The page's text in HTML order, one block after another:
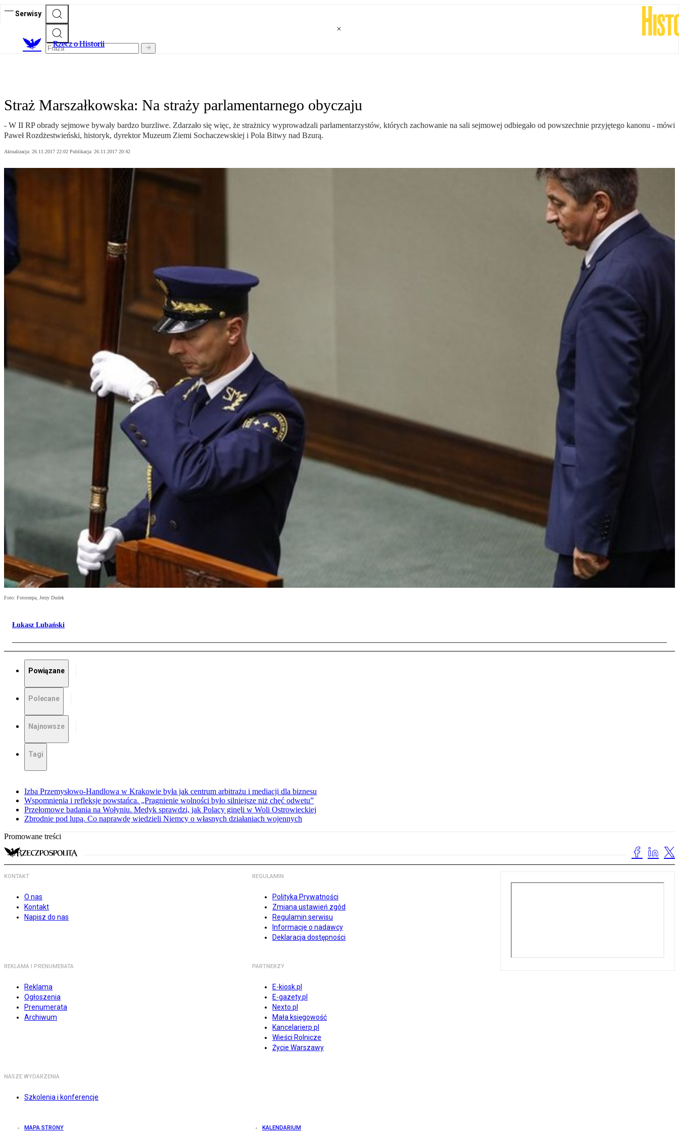
Serwisy
Rzecz o Historii
Straż Marszałkowska: Na straży parlamentarnego obyczaju
- W II RP obrady sejmowe bywały bardzo burzliwe. Zdarzało się więc, że strażnicy wyprowadzali parlamentarzystów, których zachowanie na sali sejmowej odbiegało od powszechnie przyjętego kanonu - mówi
Paweł Rozdżestwieński, historyk, dyrektor Muzeum Ziemi Sochaczewskiej i Pola Bitwy nad Bzurą.
Aktualizacja: 26.11.2017 22:02 Publikacja: 26.11.2017 20:42
Foto: Fotorzepa, Jerzy Dudek
Łukasz Lubański
Powiązane
Polecane
Najnowsze
Tagi
Izba Przemysłowo-Handlowa w Krakowie była jak centrum arbitrażu i mediacji dla biznesu
Wspomnienia i refleksje powstańca. „Pragnienie wolności było silniejsze niż chęć odwetu”
Przełomowe badania na Wołyniu. Medyk sprawdzi, jak Polacy ginęli w Woli Ostrowieckiej
Zbrodnie pod lupą. Co naprawdę wiedzieli Niemcy o własnych działaniach wojennych
Promowane treści
KONTAKT
O nas
Kontakt
Napisz do nas
REGULAMIN
Polityka Prywatności
Zmiana ustawień zgód
Regulamin serwisu
Informacje o nadawcy
Deklaracja dostępności
REKLAMA I PRENUMERATA
Reklama
Ogłoszenia
Prenumerata
Archiwum
PARTNERZY
E-kiosk.pl
E-gazety.pl
Nexto.pl
Mała księgowość
Kancelarierp.pl
Wieści Rolnicze
Życie Warszawy
NASZE WYDARZENIA
Szkolenia i konferencje
MAPA STRONY KALENDARIUM